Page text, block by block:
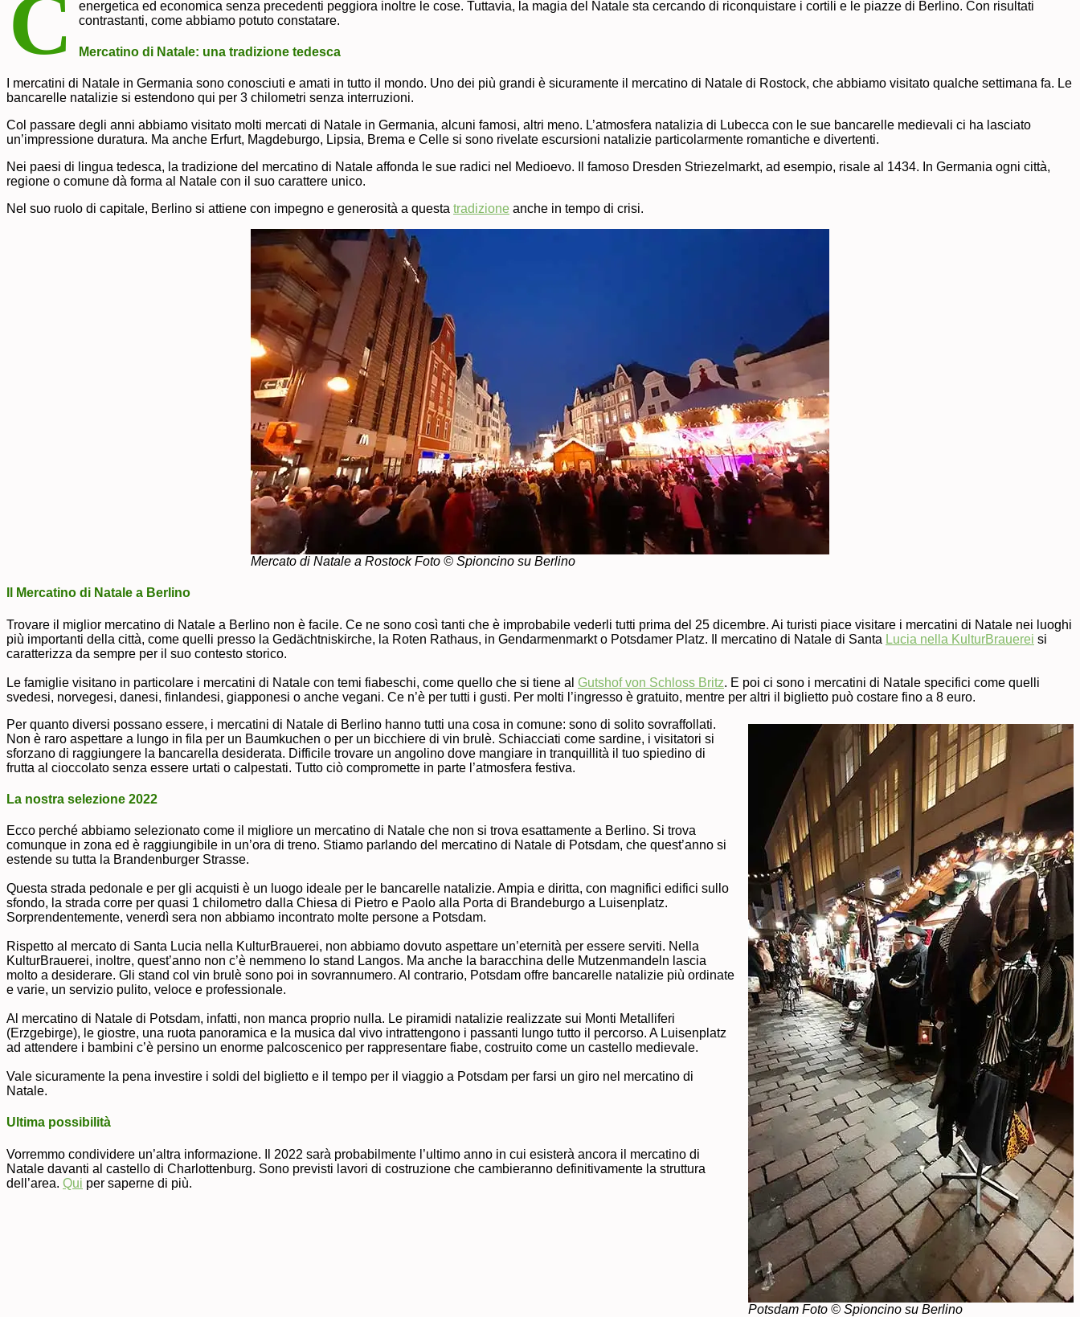
C
energetica ed economica senza precedenti peggiora inoltre le cose. Tuttavia, la magia del Natale sta cercando di riconquistare i cortili e le piazze di Berlino. Con risultati
contrastanti, come abbiamo potuto constatare.
Mercatino di Natale: una tradizione tedesca
I mercatini di Natale in Germania sono conosciuti e amati in tutto il mondo. Uno dei più grandi è sicuramente il mercatino di Natale di Rostock, che abbiamo visitato qualche settimana fa. Le
bancarelle natalizie si estendono qui per 3 chilometri senza interruzioni.
Col passare degli anni abbiamo visitato molti mercati di Natale in Germania, alcuni famosi, altri meno. L’atmosfera natalizia di Lubecca con le sue bancarelle medievali ci ha lasciato
un’impressione duratura. Ma anche Erfurt, Magdeburgo, Lipsia, Brema e Celle si sono rivelate escursioni natalizie particolarmente romantiche e divertenti.
Nei paesi di lingua tedesca, la tradizione del mercatino di Natale affonda le sue radici nel Medioevo. Il famoso Dresden Striezelmarkt, ad esempio, risale al 1434. In Germania ogni città,
regione o comune dà forma al Natale con il suo carattere unico.
Nel suo ruolo di capitale, Berlino si attiene con impegno e generosità a questa tradizione anche in tempo di crisi.
Mercato di Natale a Rostock Foto © Spioncino su Berlino
Il Mercatino di Natale a Berlino
Trovare il miglior mercatino di Natale a Berlino non è facile. Ce ne sono così tanti che è improbabile vederli tutti prima del 25 dicembre. Ai turisti piace visitare i mercatini di Natale nei luoghi
più importanti della città, come quelli presso la Gedächtniskirche, la Roten Rathaus, in Gendarmenmarkt o Potsdamer Platz. Il mercatino di Natale di Santa Lucia nella KulturBrauerei si
caratterizza da sempre per il suo contesto storico.
Le famiglie visitano in particolare i mercatini di Natale con temi fiabeschi, come quello che si tiene al Gutshof von Schloss Britz. E poi ci sono i mercatini di Natale specifici come quelli
svedesi, norvegesi, danesi, finlandesi, giapponesi o anche vegani. Ce n’è per tutti i gusti. Per molti l’ingresso è gratuito, mentre per altri il biglietto può costare fino a 8 euro.
Potsdam Foto © Spioncino su Berlino
Per quanto diversi possano essere, i mercatini di Natale di Berlino hanno tutti una cosa in comune: sono di solito sovraffollati.
Non è raro aspettare a lungo in fila per un Baumkuchen o per un bicchiere di vin brulè. Schiacciati come sardine, i visitatori si
sforzano di raggiungere la bancarella desiderata. Difficile trovare un angolino dove mangiare in tranquillità il tuo spiedino di
frutta al cioccolato senza essere urtati o calpestati. Tutto ciò compromette in parte l’atmosfera festiva.
La nostra selezione 2022
Ecco perché abbiamo selezionato come il migliore un mercatino di Natale che non si trova esattamente a Berlino. Si trova
comunque in zona ed è raggiungibile in un’ora di treno. Stiamo parlando del mercatino di Natale di Potsdam, che quest’anno si
estende su tutta la Brandenburger Strasse.
Questa strada pedonale e per gli acquisti è un luogo ideale per le bancarelle natalizie. Ampia e diritta, con magnifici edifici sullo
sfondo, la strada corre per quasi 1 chilometro dalla Chiesa di Pietro e Paolo alla Porta di Brandeburgo a Luisenplatz.
Sorprendentemente, venerdì sera non abbiamo incontrato molte persone a Potsdam.
Rispetto al mercato di Santa Lucia nella KulturBrauerei, non abbiamo dovuto aspettare un’eternità per essere serviti. Nella
KulturBrauerei, inoltre, quest’anno non c’è nemmeno lo stand Langos. Ma anche la baracchina delle Mutzenmandeln lascia
molto a desiderare. Gli stand col vin brulè sono poi in sovrannumero. Al contrario, Potsdam offre bancarelle natalizie più ordinate
e varie, un servizio pulito, veloce e professionale.
Al mercatino di Natale di Potsdam, infatti, non manca proprio nulla. Le piramidi natalizie realizzate sui Monti Metalliferi
(Erzgebirge), le giostre, una ruota panoramica e la musica dal vivo intrattengono i passanti lungo tutto il percorso. A Luisenplatz
ad attendere i bambini c’è persino un enorme palcoscenico per rappresentare fiabe, costruito come un castello medievale.
Vale sicuramente la pena investire i soldi del biglietto e il tempo per il viaggio a Potsdam per farsi un giro nel mercatino di
Natale.
Ultima possibilità
Vorremmo condividere un’altra informazione. Il 2022 sarà probabilmente l’ultimo anno in cui esisterà ancora il mercatino di
Natale davanti al castello di Charlottenburg. Sono previsti lavori di costruzione che cambieranno definitivamente la struttura
dell’area. Qui per saperne di più.